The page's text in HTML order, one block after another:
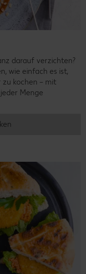
darauf verzichten?
wie einfach es ist,
zu kochen – mit
Menge